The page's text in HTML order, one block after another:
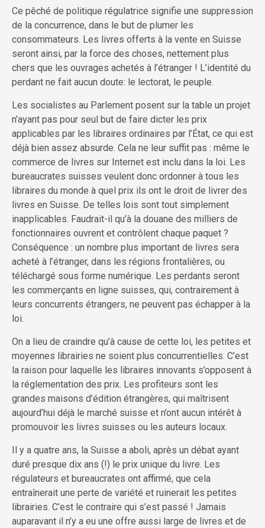
Ce pêché de politique régulatrice signifie une suppression
de la concurrence, dans le but de plumer les
consommateurs. Les livres offerts à la vente en Suisse
seront ainsi, par la force des choses, nettement plus
chers que les ouvrages achetés à l’étranger ! L’identité du
perdant ne fait aucun doute: le lectorat, le peuple.
Les socialistes au Parlement posent sur la table un projet
n’ayant pas pour seul but de faire dicter les prix
applicables par les libraires ordinaires par l’État, ce qui est
déjà bien assez absurde. Cela ne leur suffit pas : même le
commerce de livres sur Internet est inclu dans la loi. Les
bureaucrates suisses veulent donc ordonner à tous les
libraires du monde à quel prix ils ont le droit de livrer des
livres en Suisse. De telles lois sont tout simplement
inapplicables. Faudrait-il qu’à la douane des milliers de
fonctionnaires ouvrent et contrôlent chaque paquet ?
Conséquence : un nombre plus important de livres sera
acheté à l’étranger, dans les régions frontalières, ou
téléchargé sous forme numérique. Les perdants seront
les commerçants en ligne suisses, qui, contrairement à
leurs concurrents étrangers, ne peuvent pas échapper à la
loi.
On a lieu de craindre qu’à cause de cette loi, les petites et
moyennes librairies ne soient plus concurrentielles. C’est
la raison pour laquelle les libraires innovants s’opposent à
la réglementation des prix. Les profiteurs sont les
grandes maisons d’édition étrangères, qui maîtrisent
aujourd’hui déjà le marché suisse et n’ont aucun intérêt à
promouvoir les livres suisses ou les auteurs locaux.
Il y a quatre ans, la Suisse a aboli, après un débat ayant
duré presque dix ans (!) le prix unique du livre. Les
régulateurs et bureaucrates ont affirmé, que cela
entraînerait une perte de variété et ruinerait les petites
librairies. C’est le contraire qui s’est passé ! Jamais
auparavant il n’y a eu une offre aussi large de livres et de